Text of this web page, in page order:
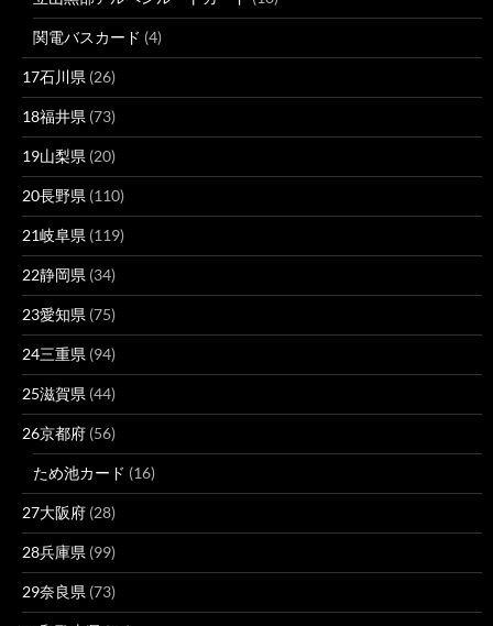
関電バスカード (4)
17石川県 (26)
18福井県 (73)
19山梨県 (20)
20長野県 (110)
21岐阜県 (119)
22静岡県 (34)
23愛知県 (75)
24三重県 (94)
25滋賀県 (44)
26京都府 (56)
ため池カード (16)
27大阪府 (28)
28兵庫県 (99)
29奈良県 (73)